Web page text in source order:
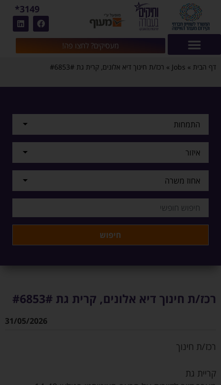
מעסיקים? לחצו פה!
3149*
דף הבית »
Jobs
» רכז/ת חינוך דיא אלונים, קרית גת #6853#
התמחות
איזור
אחוז משרה
רכז/ת חינוך דיא אלונים, קרית גת #6853#
31/05/2026
רכז/ת חינוך
קריית גת